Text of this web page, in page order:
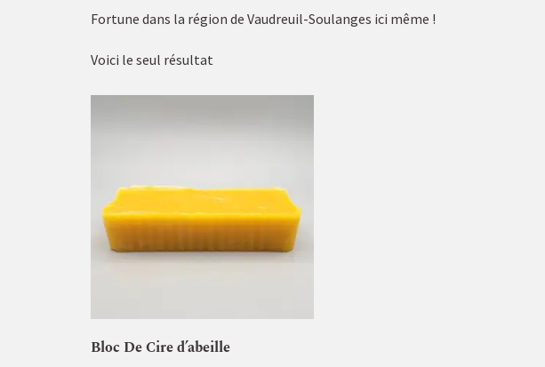
Fortune dans la région de Vaudreuil-Soulanges ici même !
Voici le seul résultat
Bloc De Cire d’abeille